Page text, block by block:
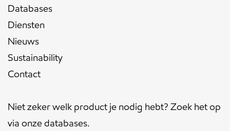
Databases
Diensten
Nieuws
Sustainability
Contact
Niet zeker welk product je nodig hebt? Zoek het op
via onzedatabases.